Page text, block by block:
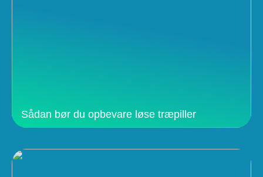
Sådan bør du opbevare løse træpiller